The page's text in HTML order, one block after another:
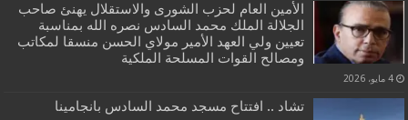
الأمين العام لحزب الشورى والاستقلال يهنئ صاحب
الجلالة الملك محمد السادس نصره الله بمناسبة
تعيين ولي العهد الأمير مولاي الحسن منسقا لمكاتب
ومصالح القوات المسلحة الملكية
4 مايو، 2026
تشاد .. افتتاح مسجد محمد السادس بانجامينا